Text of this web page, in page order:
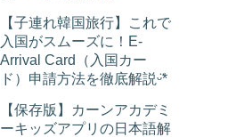
【子連れ韓国旅行】これで
入国がスムーズに！E-
Arrival Card（入国カー
ド）申請方法を徹底解説ᵕ̈*
【保存版】カーンアカデミ
ーキッズアプリの日本語解